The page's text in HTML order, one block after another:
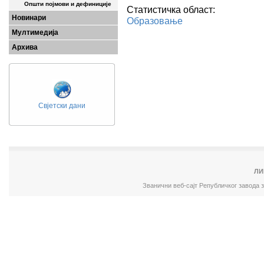
Општи појмови и дефиниције
Новинари
Мултимедија
Архива
Свјетски дани
Статистичка област:
Образовање
Званични веб-сајт Републичког